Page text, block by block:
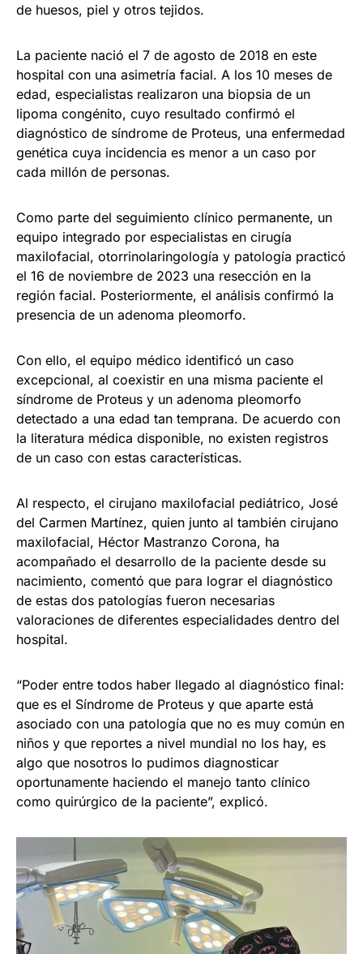
de huesos, piel y otros tejidos.
La paciente nació el 7 de agosto de 2018 en este
hospital con una asimetría facial. A los 10 meses de
edad, especialistas realizaron una biopsia de un
lipoma congénito, cuyo resultado confirmó el
diagnóstico de síndrome de Proteus, una enfermedad
genética cuya incidencia es menor a un caso por
cada millón de personas.
Como parte del seguimiento clínico permanente, un
equipo integrado por especialistas en cirugía
maxilofacial, otorrinolaringología y patología practicó
el 16 de noviembre de 2023 una resección en la
región facial. Posteriormente, el análisis confirmó la
presencia de un adenoma pleomorfo.
Con ello, el equipo médico identificó un caso
excepcional, al coexistir en una misma paciente el
síndrome de Proteus y un adenoma pleomorfo
detectado a una edad tan temprana. De acuerdo con
la literatura médica disponible, no existen registros
de un caso con estas características.
Al respecto, el cirujano maxilofacial pediátrico, José
del Carmen Martínez, quien junto al también cirujano
maxilofacial, Héctor Mastranzo Corona, ha
acompañado el desarrollo de la paciente desde su
nacimiento, comentó que para lograr el diagnóstico
de estas dos patologías fueron necesarias
valoraciones de diferentes especialidades dentro del
hospital.
“Poder entre todos haber llegado al diagnóstico final:
que es el Síndrome de Proteus y que aparte está
asociado con una patología que no es muy común en
niños y que reportes a nivel mundial no los hay, es
algo que nosotros lo pudimos diagnosticar
oportunamente haciendo el manejo tanto clínico
como quirúrgico de la paciente”, explicó.